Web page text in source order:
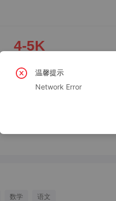
4-5K
数学 语文
温馨提示
Network Error